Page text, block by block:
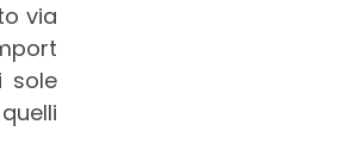
via
sole